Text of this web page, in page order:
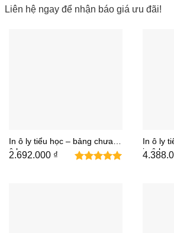
Liên hệ ngay để nhận báo giá ưu đãi!
In ô ly tiểu học – bảng chưa in
ô ly
2.692.000 ₫
In ô ly
in ô ly